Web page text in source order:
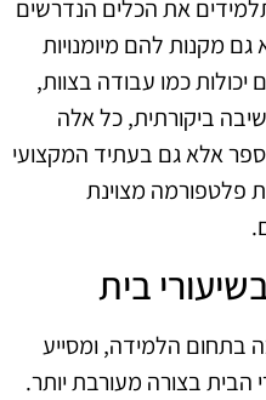
את הכלים הנדרשים
מקנות להם מיומנויות
כמו עבודה בצוות,
ביקורתית, כל אלה
אלא גם בעתיד המקצועי
פלטפורמה מצוינת
בית
בתחום הלמידה, ומסייע
בצורה מעורבת יותר.